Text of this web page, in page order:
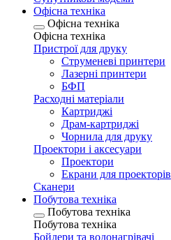
Офісна техніка
Офісна техніка
Офісна техніка
Пристрої для друку
Струменеві принтери
Лазерні принтери
БФП
Расходні матеріали
Картриджі
Драм-картриджі
Чорнила для друку
Проектори і аксесуари
Проектори
Екрани для проекторів
Сканери
Побутова техніка
Побутова техніка
Побутова техніка
Бойлери та водонагрівачі